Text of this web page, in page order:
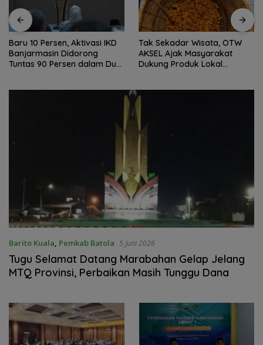
Baru 10 Persen, Aktivasi IKD
Banjarmasin Didorong
Tuntas 90 Persen dalam Dua
Tak Sekadar Wisata, OTW
AKSEL Ajak Masyarakat
Dukung Produk Lokal
Barito Kuala, Pemkab Batola 5 Juni 2026
Tugu Selamat Datang Marabahan Gelap Jelang
MTQ Provinsi, Perbaikan Masih Tunggu Dana